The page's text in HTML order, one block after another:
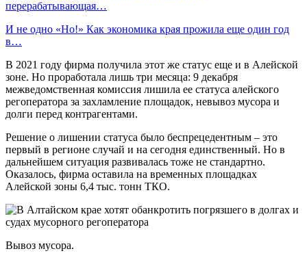
перерабатывающая…
И не одно «Но!» Как экономика края прожила еще один год
в…
В 2021 году фирма получила этот же статус еще и в Алейской
зоне. Но проработала лишь три месяца: 9 декабря
межведомственная комиссия лишила ее статуса алейского
регоператора за захламление площадок, невывоз мусора и
долги перед контрагентами.
Решение о лишении статуса было беспрецедентным – это
первый в регионе случай и на сегодня единственный. Но в
дальнейшем ситуация развивалась тоже не стандартно.
Оказалось, фирма оставила на временных площадках
Алейской зоны 6,4 тыс. тонн ТКО.
Вывоз мусора.